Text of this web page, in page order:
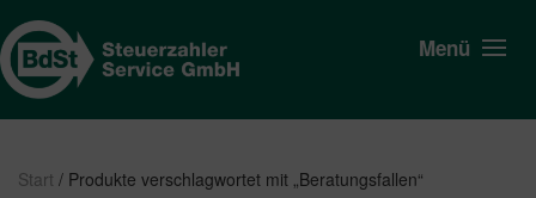
Menü
Start / Produkte verschlagwortet mit „Beratungsfallen“